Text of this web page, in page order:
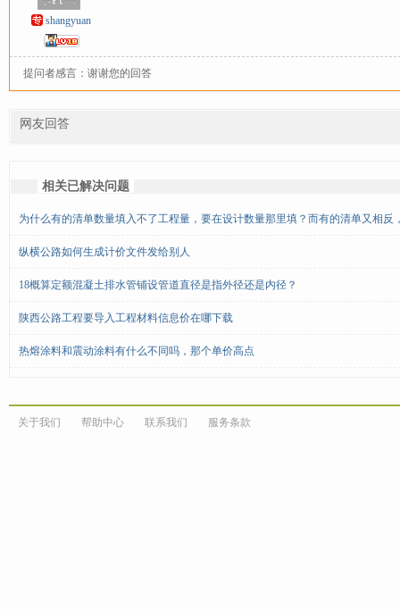
shangyuan
提问者感言：谢谢您的回答
网友回答
相关已解决问题
为什么有的清单数量填入不了工程量，要在设计数量那里填？而有的清单又相反
纵横公路如何生成计价文件发给别人
18概算定额混凝土排水管铺设管道直径是指外径还是内径？
陕西公路工程要导入工程材料信息价在哪下载
热熔涂料和震动涂料有什么不同吗，那个单价高点
关于我们 帮助中心 联系我们 服务条款